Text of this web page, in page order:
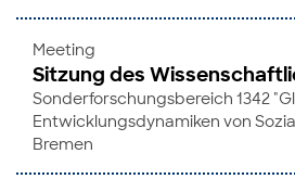
Meeting
Sitzung des
Sonderforschungsbereich 1342
Entwicklungsdynamiken von
Bremen